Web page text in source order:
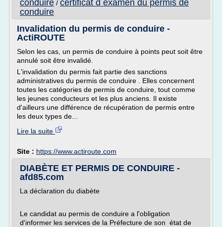
conduire / certificat d examen du permis de
conduire
Invalidation du permis de conduire -
ActiROUTE
Selon les cas, un permis de conduire à points peut soit être
annulé soit être invalidé.
L'invalidation du permis fait partie des sanctions
administratives du permis de conduire . Elles concernent
toutes les catégories de permis de conduire, tout comme
les jeunes conducteurs et les plus anciens. Il existe
d'ailleurs une différence de récupération de permis entre
les deux types de...
Lire la suite
Site : https://www.actiroute.com
DIABÈTE ET PERMIS DE CONDUIRE -
afd85.com
La déclaration du diabète
Le candidat au permis de conduire a l'obligation
d'informer les services de la Préfecture de son état de